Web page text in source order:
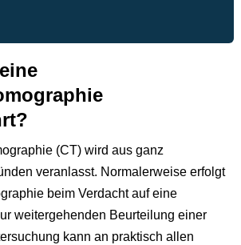
(CT) wird aus ganz
veranlasst. Normalerweise erfolgt
beim Verdacht auf eine
weitergehenden Beurteilung einer
kann an praktisch allen